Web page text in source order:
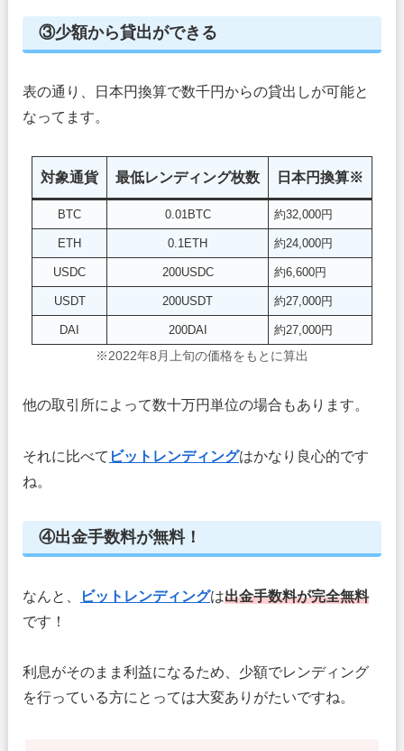
③少額から貸出ができる
表の通り、日本円換算で数千円からの貸出しが可能と
なってます。
対象通貨 最低レンディング枚数 日本円換算※
BTC 0.01BTC 約32,000円
ETH 0.1ETH 約24,000円
USDC 200USDC 約6,600円
USDT 200USDT 約27,000円
DAI 200DAI 約27,000円
※2022年8月上旬の価格をもとに算出
他の取引所によって数十万円単位の場合もあります。
それに比べて ビットレンディングはかなり良心的です
ね。
④出金手数料が無料！
なんと、 ビットレンディングは出金手数料が完全無料
です！
利息がそのまま利益になるため、少額でレンディング
を行っている方にとっては大変ありがたいですね。